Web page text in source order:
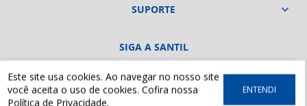
Este site usa cookies. Ao navegar no nosso site
você aceita o uso de cookies. Cofira nossa
Política de Privacidade.
ENTENDI
SUPORTE
SIGA A SANTIL